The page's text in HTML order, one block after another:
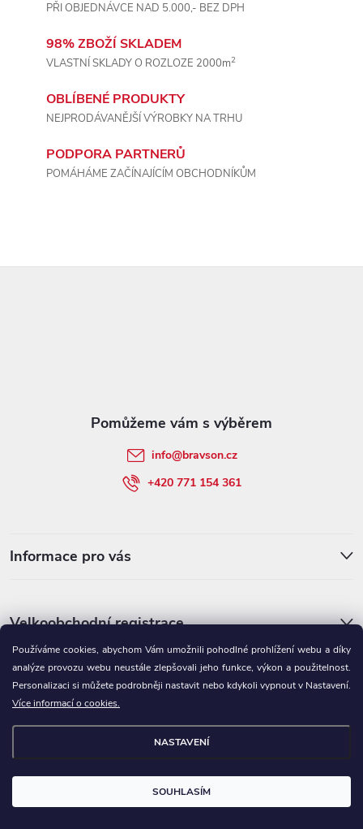
Používáme cookies, abychom Vám umožnili pohodlné prohlížení webu a díky
analýze provozu webu neustále zlepšovali jeho funkce, výkon a použitelnost.
Personalizaci si můžete podrobněji nastavit nebo kdykoli vypnout v Nastavení.
Více informací o cookies.
NASTAVENÍ
SOUHLASÍM
PŘI OBJEDNÁVCE NAD 5.000,- BEZ DPH
98% ZBOŽÍ SKLADEM
VLASTNÍ SKLADY O ROZLOZE 2000m2
OBLÍBENÉ PRODUKTY
NEJPRODÁVANĚJŠÍ VÝROBKY NA TRHU
PODPORA PARTNERŮ
POMÁHÁME ZAČÍNAJÍCÍM OBCHODNÍKŮM
info@bravson.cz
+420 771 154 361
Informace pro vás
Velkoobchodní registrace
Vytvořil Shoptet
BRAVSON.CZ. Všechna práva vyhrazena.